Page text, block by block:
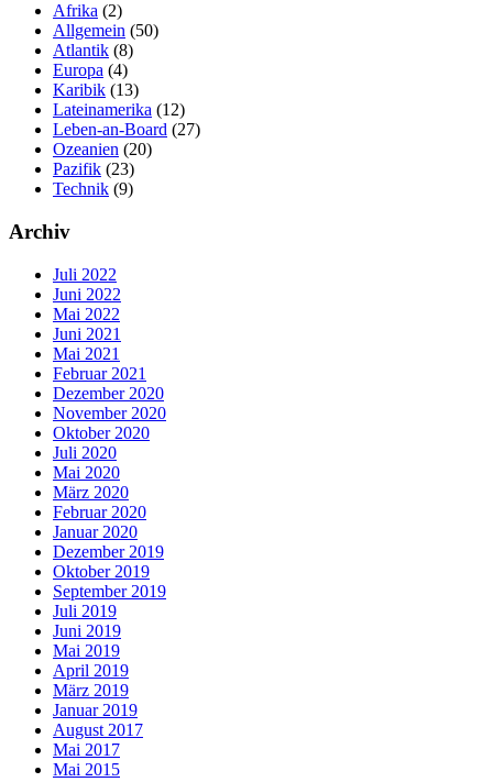
Afrika (2)
Allgemein (50)
Atlantik (8)
Europa (4)
Karibik (13)
Lateinamerika (12)
Leben-an-Board (27)
Ozeanien (20)
Pazifik (23)
Technik (9)
Archiv
Juli 2022
Juni 2022
Mai 2022
Juni 2021
Mai 2021
Februar 2021
Dezember 2020
November 2020
Oktober 2020
Juli 2020
Mai 2020
März 2020
Februar 2020
Januar 2020
Dezember 2019
Oktober 2019
September 2019
Juli 2019
Juni 2019
Mai 2019
April 2019
März 2019
Januar 2019
August 2017
Mai 2017
Mai 2015